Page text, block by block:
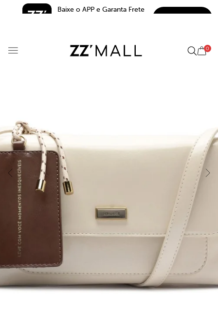
Baixe o APP e Garanta Frete
0